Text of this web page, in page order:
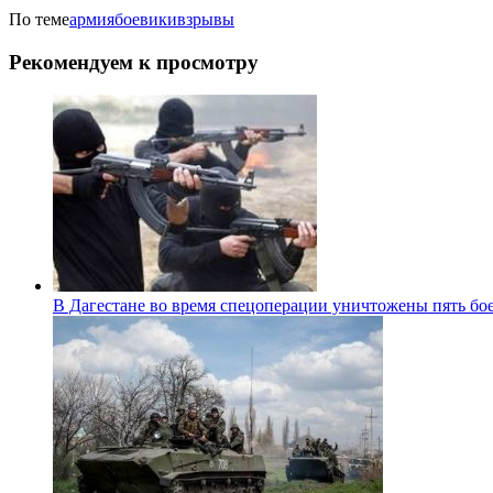
По темеармиябоевикивзрывы
Рекомендуем к просмотру
В Дагестане во время спецоперации уничтожены пять